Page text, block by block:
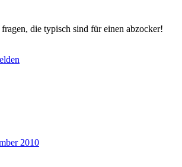
fragen, die typisch sind für einen abzocker!
2010